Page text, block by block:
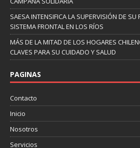
SAESA INTENSIFICA LA SUPERVISIÓN DE SU
SISTEMA FRONTAL EN LOS RÍOS
MÁS DE LA MITAD DE LOS HOGARES
CLAVES PARA SU CUIDADO Y SALUD
PAGINAS
Contacto
Inicio
Nosotros
Servicios